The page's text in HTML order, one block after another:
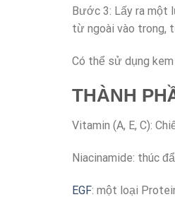
Bước 3: Lấy ra một
từ ngoài vào trong,
Có thể sử dụng
THÀNH
Vitamin (A, E, C):
Niacinamide: thúc
EGF: một loại